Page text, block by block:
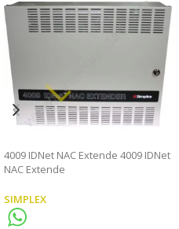
4009 IDNet NAC Extende 4009 IDNet
NAC Extende
SIMPLEX